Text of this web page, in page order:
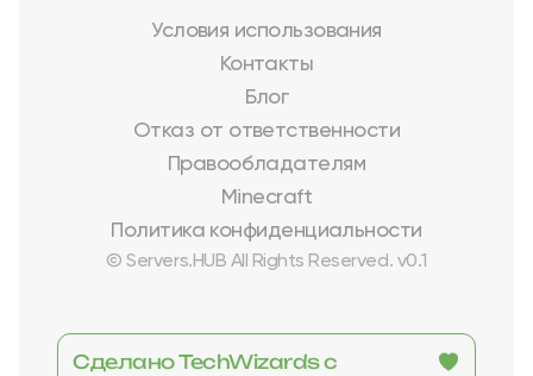
Условия использования
Контакты
Блог
Отказ от ответственности
Правообладателям
Minecraft
Политика конфиденциальности
© Servers.HUB All Rights Reserved. v0.1
Сделано TechWizards с